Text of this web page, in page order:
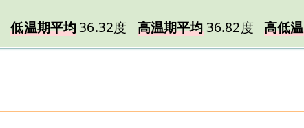
低温期平均36.32度 高温期平均36.82度 高低